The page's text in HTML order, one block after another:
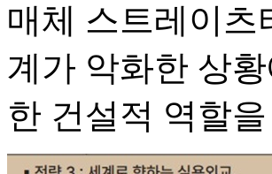
매체 스트레이츠
계가 악화한 상
한 건설적 역할